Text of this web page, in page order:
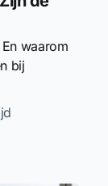
waarom
bij